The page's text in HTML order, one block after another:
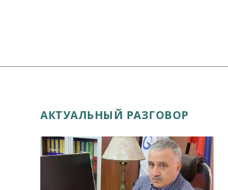
АКТУАЛЬНЫЙ РАЗГОВОР